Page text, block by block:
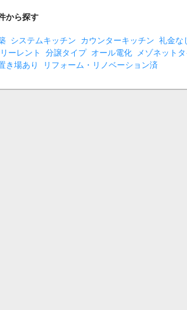
から探す
システムキッチン カウンターキッチン 礼金な
ーレント
分譲タイプ オール電化 メゾネット
き場あり
リフォーム・リノベーション済